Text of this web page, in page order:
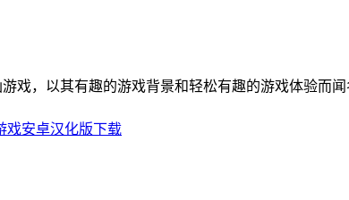
戏，以其有趣的游戏背景和轻松有趣的游戏体验而